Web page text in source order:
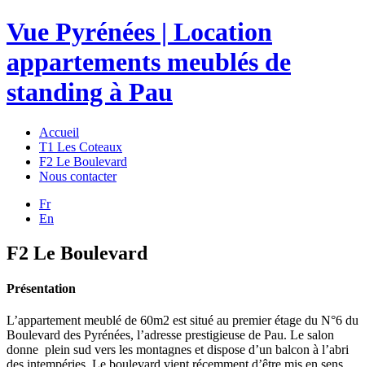
Vue Pyrénées | Location
appartements meublés de
standing à Pau
Accueil
T1 Les Coteaux
F2 Le Boulevard
Nous contacter
Fr
En
F2 Le Boulevard
Présentation
L’appartement meublé de 60m2 est situé au premier étage du N°6 du
Boulevard des Pyrénées, l’adresse prestigieuse de Pau. Le salon
donne plein sud vers les montagnes et dispose d’un balcon à l’abri